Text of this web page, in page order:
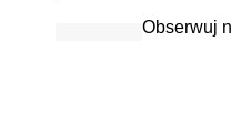
Obserwuj